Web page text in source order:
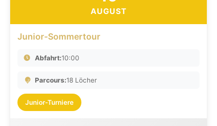
AUGUST
Junior-Sommertour
Abfahrt:10:00
Parcours:18 Löcher
Junior-Turniere